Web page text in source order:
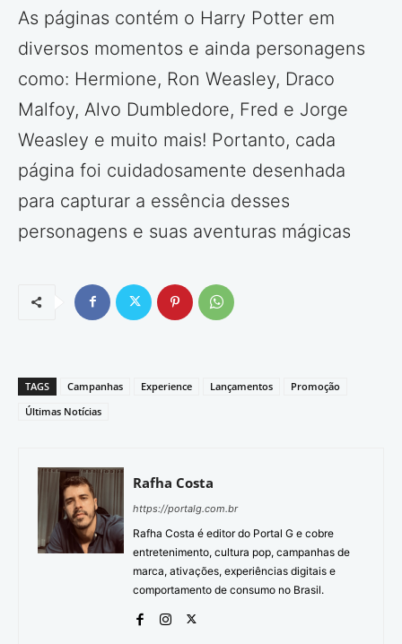
As páginas contém o Harry Potter em
diversos momentos e ainda personagens
como: Hermione, Ron Weasley, Draco
Malfoy, Alvo Dumbledore, Fred e Jorge
Weasley e muito mais! Portanto, cada
página foi cuidadosamente desenhada
para capturar a essência desses
personagens e suas aventuras mágicas
TAGS Campanhas Experience Lançamentos
Promoção
Últimas Notícias
Rafha Costa
https://portalg.com.br
Rafha Costa é editor do Portal G e cobre
entretenimento, cultura pop, campanhas de
marca, ativações, experiências digitais e
comportamento de consumo no Brasil.